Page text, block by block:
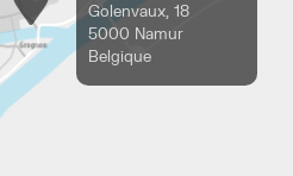
Golenvaux, 18
5000 Namur
Belgique